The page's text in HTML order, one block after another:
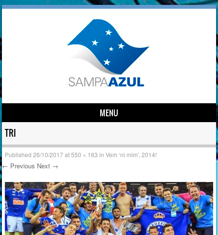
MENU
Skip to content
TRI
Published26/10/2017at550 × 163 inVem ‘ni mim’, 2014!
← Previous Next →